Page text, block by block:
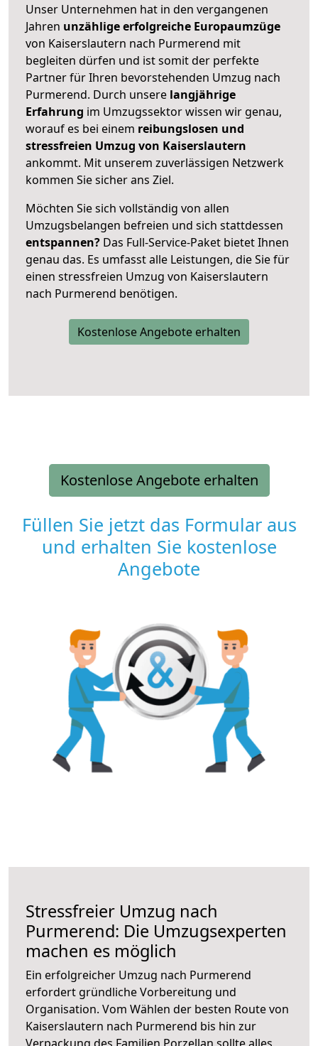
Unser Unternehmen hat in den vergangenen
Jahren unzählige erfolgreiche Europaumzüge
von Kaiserslautern nach Purmerend mit
begleiten dürfen und ist somit der perfekte
Partner für Ihren bevorstehenden Umzug nach
Purmerend. Durch unsere langjährige
Erfahrung im Umzugssektor wissen wir genau,
worauf es bei einem reibungslosen und
stressfreien Umzug von Kaiserslautern
ankommt. Mit unserem zuverlässigen Netzwerk
kommen Sie sicher ans Ziel.
Möchten Sie sich vollständig von allen
Umzugsbelangen befreien und sich stattdessen
entspannen? Das Full-Service-Paket bietet Ihnen
genau das. Es umfasst alle Leistungen, die Sie für
einen stressfreien Umzug von Kaiserslautern
nach Purmerend benötigen.
Kostenlose Angebote erhalten
Kostenlose Angebote erhalten
Füllen Sie jetzt das Formular aus
und erhalten Sie kostenlose
Angebote
Stressfreier Umzug nach
Purmerend: Die Umzugsexperten
machen es möglich
Ein erfolgreicher Umzug nach Purmerend
erfordert gründliche Vorbereitung und
Organisation. Vom Wählen der besten Route von
Kaiserslautern nach Purmerend bis hin zur